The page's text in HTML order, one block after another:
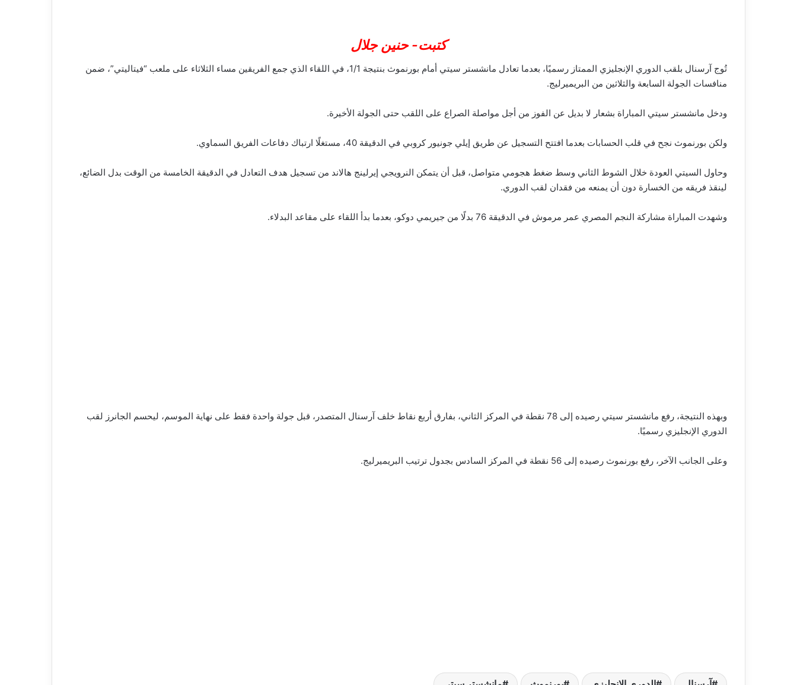
كتبت- حنين جلال
تُوج آرسنال بلقب الدوري الإنجليزي الممتاز رسميًا، بعدما تعادل مانشستر سيتي أمام بورنموث بنتيجة 1/1، في اللقاء الذي جمع الفريقين مساء الثلاثاء على ملعب “فيتاليتي”، ضمن
منافسات الجولة السابعة والثلاثين من البريميرليج.
ودخل مانشستر سيتي المباراة بشعار لا بديل عن الفوز من أجل مواصلة الصراع على اللقب حتى الجولة الأخيرة.
ولكن بورنموث نجح في قلب الحسابات بعدما افتتح التسجيل عن طريق إيلي جونيور كروبي في الدقيقة 40، مستغلًا ارتباك دفاعات الفريق السماوي.
وحاول السيتي العودة خلال الشوط الثاني وسط ضغط هجومي متواصل، قبل أن يتمكن النرويجي إيرلينج هالاند من تسجيل هدف التعادل في الدقيقة الخامسة من الوقت بدل الضائع،
لينقذ فريقه من الخسارة دون أن يمنعه من فقدان لقب الدوري.
وشهدت المباراة مشاركة النجم المصري عمر مرموش في الدقيقة 76 بدلًا من جيريمي دوكو، بعدما بدأ اللقاء على مقاعد البدلاء.
وبهذه النتيجة، رفع مانشستر سيتي رصيده إلى 78 نقطة في المركز الثاني، بفارق أربع نقاط خلف آرسنال المتصدر، قبل جولة واحدة فقط على نهاية الموسم، ليحسم الجانرز لقب
الدوري الإنجليزي رسميًا.
وعلى الجانب الآخر، رفع بورنموث رصيده إلى 56 نقطة في المركز السادس بجدول ترتيب البريميرليج.